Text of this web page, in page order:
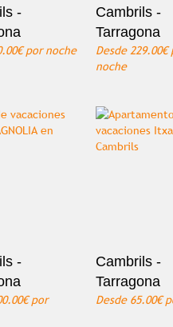
-
por noche
Cambrils -
Tarragona
Desde229.00€
noche
-
por
Cambrils -
Tarragona
Desde 65.00€